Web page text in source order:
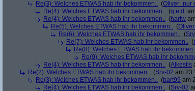
Re(3): Welches ETWAS hab ihr bekommen.. (Oliver_nur
Re(4): Welches ETWAS hab ihr bekommen.. (q.e.d.
Re(4): Welches ETWAS hab ihr bekommen.. (hariw
Re(5): Welches ETWAS hab ihr bekommen.. (
Re(6): Welches ETWAS hab ihr bekommen.. (
Re(7): Welches ETWAS hab ihr bekommen.. (
Re(8): Welches ETWAS hab ihr bekommen..
Re(9): Welches ETWAS hab ihr
Re(4): Welches ETWAS hab ihr bekommen.. (Alkestis
Re(2): Welches ETWAS hab ihr bekommen.. (Srv-02 am
Re(3): Welches ETWAS hab ihr bekommen.. (bart99 am
Re(4): Welches ETWAS hab ihr bekommen.. (Srv-02